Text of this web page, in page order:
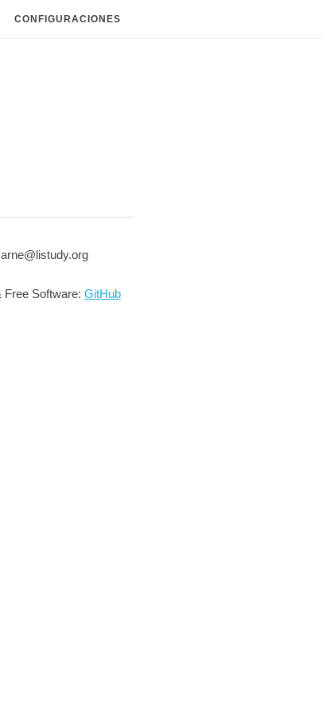
CONFIGURACIONES
Free Software:GitHub